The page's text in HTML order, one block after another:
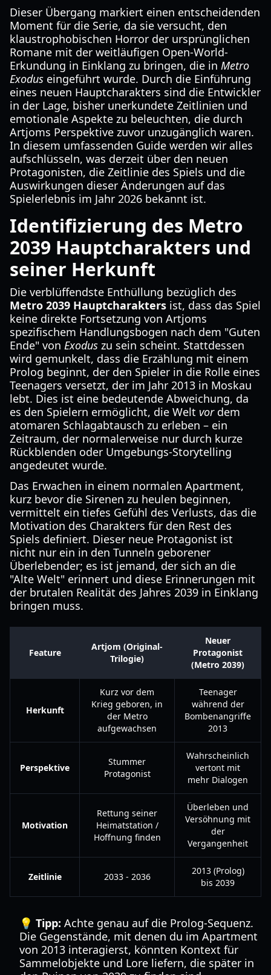
Dieser Übergang markiert einen entscheidenden
Moment für die Serie, da sie versucht, den
klaustrophobischen Horror der ursprünglichen
Romane mit der weitläufigen Open-World-
Erkundung in Einklang zu bringen, die in Metro
Exodus eingeführt wurde. Durch die Einführung
eines neuen Hauptcharakters sind die Entwickler
in der Lage, bisher unerkundete Zeitlinien und
emotionale Aspekte zu beleuchten, die durch
Artjoms Perspektive zuvor unzugänglich waren.
In diesem umfassenden Guide werden wir alles
aufschlüsseln, was derzeit über den neuen
Protagonisten, die Zeitlinie des Spiels und die
Auswirkungen dieser Änderungen auf das
Spielerlebnis im Jahr 2026 bekannt ist.
Identifizierung des Metro
2039 Hauptcharakters und
seiner Herkunft
Die verblüffendste Enthüllung bezüglich des
Metro 2039 Hauptcharakters ist, dass das Spiel
keine direkte Fortsetzung von Artjoms
spezifischem Handlungsbogen nach dem "Guten
Ende" von Exodus zu sein scheint. Stattdessen
wird gemunkelt, dass die Erzählung mit einem
Prolog beginnt, der den Spieler in die Rolle eines
Teenagers versetzt, der im Jahr 2013 in Moskau
lebt. Dies ist eine bedeutende Abweichung, da
es den Spielern ermöglicht, die Welt vordem
atomaren Schlagabtausch zu erleben – ein
Zeitraum, der normalerweise nur durch kurze
Rückblenden oder Umgebungs-Storytelling
angedeutet wurde.
Das Erwachen in einem normalen Apartment,
kurz bevor die Sirenen zu heulen beginnen,
vermittelt ein tiefes Gefühl des Verlusts, das die
Motivation des Charakters für den Rest des
Spiels definiert. Dieser neue Protagonist ist
nicht nur ein in den Tunneln geborener
Überlebender; es ist jemand, der sich an die
"Alte Welt" erinnert und diese Erinnerungen mit
der brutalen Realität des Jahres 2039 in Einklang
bringen muss.
Feature
Artjom (Original-
Trilogie)
Neuer
Protagonist
(Metro 2039)
Herkunft
Kurz vor dem
Krieg geboren, in
der Metro
aufgewachsen
Teenager
während der
Bombenangriffe
2013
Perspektive
Stummer
Protagonist
Wahrscheinlich
vertont mit
mehr Dialogen
Motivation
Rettung seiner
Heimatstation /
Hoffnung finden
Überleben und
Versöhnung mit
der
Vergangenheit
Zeitlinie 2033 - 2036
2013 (Prolog)
bis 2039
💡 Tipp: Achte genau auf die Prolog-Sequenz.
Die Gegenstände, mit denen du im Apartment
von 2013 interagierst, könnten Kontext für
Sammelobjekte und Lore liefern, die später in